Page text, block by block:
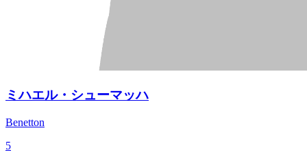
ミハエル・シューマッハ
Benetton
5